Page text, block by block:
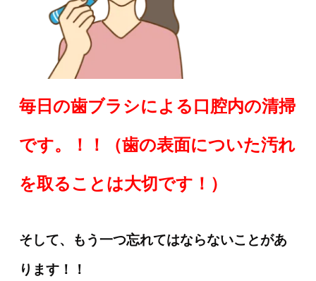
毎日の歯ブラシによる口腔内の清掃
です。！！（歯の表面についた汚れ
を取ることは大切です！）
そして、もう一つ忘れてはならないことがあ
ります！！